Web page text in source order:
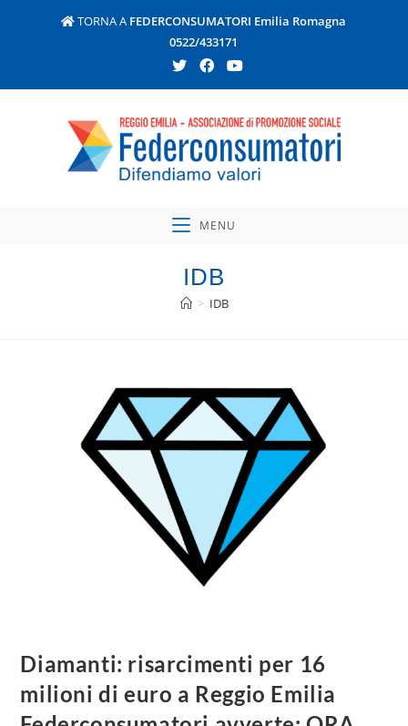
TORNA A FEDERCONSUMATORI Emilia Romagna
0522/433171
MENU
IDB
> IDB
Diamanti: risarcimenti per 16
milioni di euro a Reggio Emilia